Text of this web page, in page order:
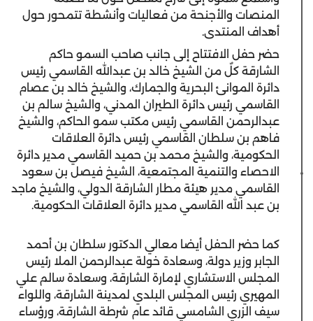
المنصات والأجنحة من فعاليات وأنشطة تتمحور حول
أهداف المنتدى.
حضر حفل الافتتاح إلى جانب صاحب السمو حاكم
الشارقة كلٌ من الشيخ خالد بن عبدالله القاسمي رئيس
دائرة الموانئ البحرية والجمارك، والشيخ خالد بن عصام
القاسمي رئيس دائرة الطيران المدني، والشيخ سالم بن
عبدالرحمن القاسمي رئيس مكتب سمو الحاكم، والشيخ
فاهم بن سلطان القاسمي رئيس دائرة العلاقات
الحكومية، والشيخ محمد بن حميد القاسمي مدير دائرة
الاحصاء والتنمية المجتمعية، الشيخ فيصل بن سعود
القاسمي مدير هيئة مطار الشارقة الدولي، والشيخ ماجد
بن عبد الله القاسمي مدير دائرة العلاقات الحكومية.
كما حضر الحفل أيضا معالي الدكتور سلطان بن أحمد
الجابر وزير دولة، وسعادة خولة عبدالرحمن الملا رئيس
المجلس الاستشاري لإمارة الشارقة، وسعادة سالم علي
المهيري رئيس المجلس البلدي لمدينة الشارقة، واللواء
سيف الزري الشامسي قائد عام شرطة الشارقة، ورؤساء